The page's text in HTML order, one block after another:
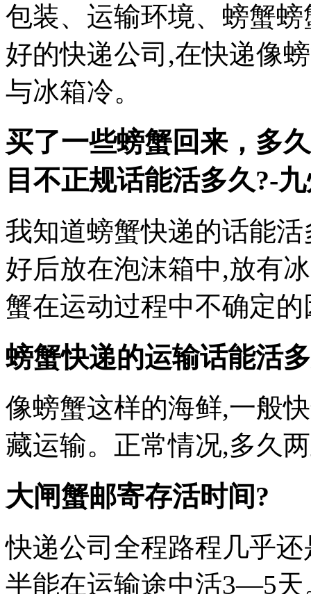
包装、运输环境、螃蟹
好的快递公司,在快递像
与冰箱冷。
买了一些螃蟹回来，多
目不正规话能活多久?-
我知道螃蟹快递的话能
好后放在泡沫箱中,放有
蟹在运动过程中不确定
螃蟹快递的运输话能活
像螃蟹这样的海鲜,一般
藏运输。正常情况,多久
大闸蟹邮寄存活时间?
快递公司全程路程几乎
半能在运输途中活3—5天